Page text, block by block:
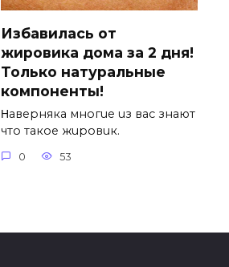
Избавилась от
жировика дома за 2 дня!
Только натуральные
компоненты!
Ηавepняка многue uз вас знают
что такоe жuровuк.
0 53